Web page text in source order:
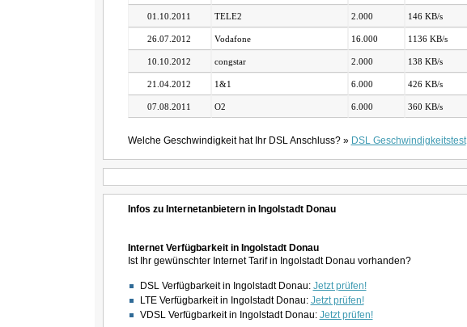
01.10.2011 TELE2 2.000 146 KB/s
26.07.2012 Vodafone 16.000 1136 KB/s
10.10.2012 congstar 2.000 138 KB/s
21.04.2012 1&1 6.000 426 KB/s
07.08.2011 O2 6.000 360 KB/s
Welche Geschwindigkeit hat Ihr DSL Anschluss? » DSL Geschwindigkeitstest
Infos zu Internetanbietern in Ingolstadt Donau
Internet Verfügbarkeit in Ingolstadt Donau
Ist Ihr gewünschter Internet Tarif in Ingolstadt Donau vorhanden?
DSL Verfügbarkeit in Ingolstadt Donau: Jetzt prüfen!
LTE Verfügbarkeit in Ingolstadt Donau: Jetzt prüfen!
VDSL Verfügbarkeit in Ingolstadt Donau: Jetzt prüfen!